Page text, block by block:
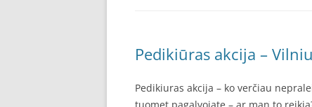
Pedikiūras akcija –
Pedikiuras akcija – ko verčiau